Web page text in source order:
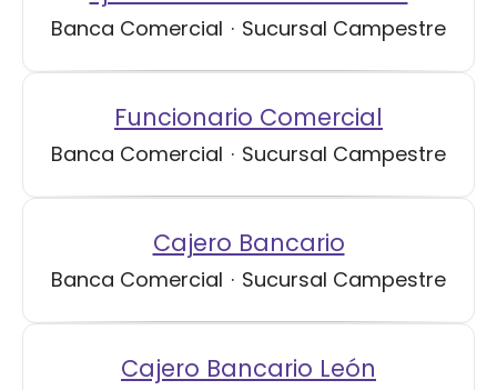
Banca Comercial · Sucursal Campestre
Funcionario Comercial
Banca Comercial · Sucursal Campestre
Cajero Bancario
Banca Comercial · Sucursal Campestre
Cajero Bancario León